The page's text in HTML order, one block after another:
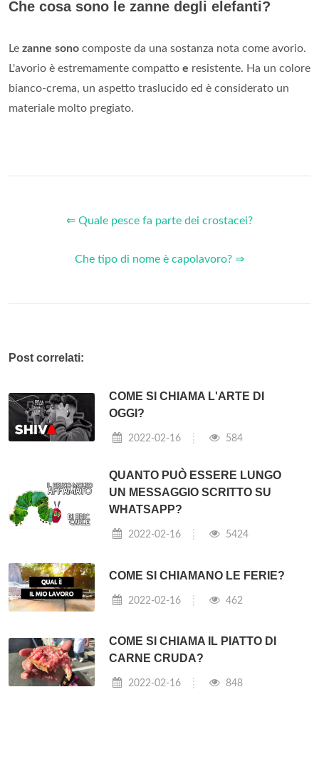
Che cosa sono le zanne degli elefanti?
Le zanne sono composte da una sostanza nota come avorio.
L'avorio è estremamente compatto e resistente. Ha un colore
bianco-crema, un aspetto traslucido ed è considerato un
materiale molto pregiato.
⇐ Quale pesce fa parte dei crostacei?
Che tipo di nome è capolavoro? ⇒
Post correlati:
COME SI CHIAMA L'ARTE DI
OGGI?
2022-02-16 584
QUANTO PUÒ ESSERE LUNGO
UN MESSAGGIO SCRITTO SU
WHATSAPP?
2022-02-16 5424
COME SI CHIAMANO LE FERIE?
2022-02-16 462
COME SI CHIAMA IL PIATTO DI
CARNE CRUDA?
2022-02-16 848